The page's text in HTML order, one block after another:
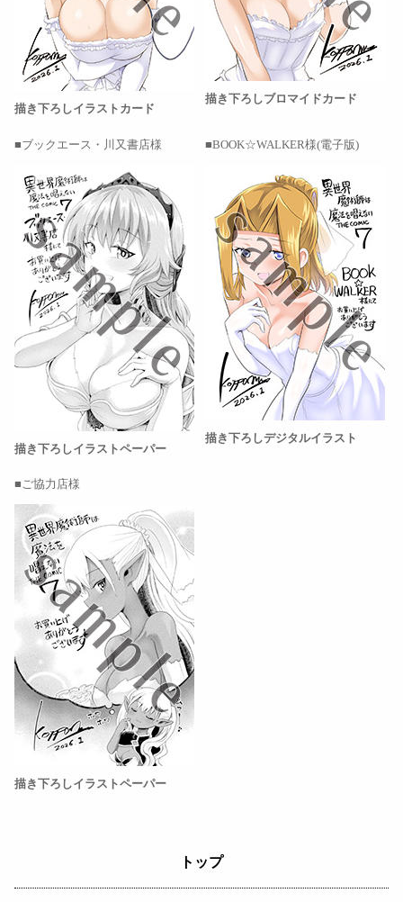
描き下ろしイラストカード
描き下ろしブロマイドカード
ブックエース・川又書店様
描き下ろしイラストペーパー
BOOK☆WALKER様(電子版)
描き下ろしデジタルイラスト
ご協力店様
描き下ろしイラストペーパー
トップ